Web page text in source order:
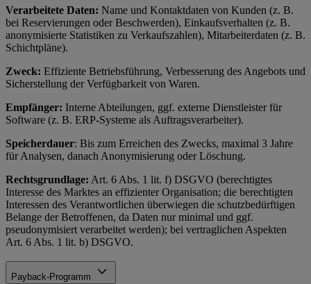
Verarbeitete Daten: Name und Kontaktdaten von Kunden (z. B.
bei Reservierungen oder Beschwerden), Einkaufsverhalten (z. B.
anonymisierte Statistiken zu Verkaufszahlen), Mitarbeiterdaten (z. B.
Schichtpläne).
Zweck: Effiziente Betriebsführung, Verbesserung des Angebots und
Sicherstellung der Verfügbarkeit von Waren.
Empfänger: Interne Abteilungen, ggf. externe Dienstleister für
Software (z. B. ERP-Systeme als Auftragsverarbeiter).
Speicherdauer: Bis zum Erreichen des Zwecks, maximal 3 Jahre
für Analysen, danach Anonymisierung oder Löschung.
Rechtsgrundlage: Art. 6 Abs. 1 lit. f) DSGVO (berechtigtes
Interesse des Marktes an effizienter Organisation; die berechtigten
Interessen des Verantwortlichen überwiegen die schutzbedürftigen
Belange der Betroffenen, da Daten nur minimal und ggf.
pseudonymisiert verarbeitet werden); bei vertraglichen Aspekten
Art. 6 Abs. 1 lit. b) DSGVO.
Payback-Programm